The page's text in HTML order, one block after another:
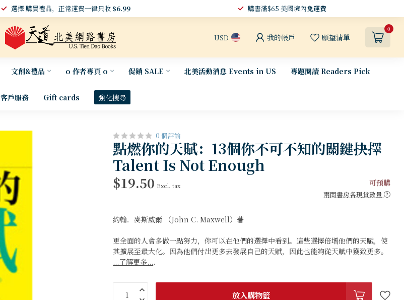
選擇 購買禮品，正常運費一律只收 $6.99 購書滿$65 美國境內免運費
USD 我的帳戶 願望清單
0
文創&禮品 o 作者專頁 o 促銷 SALE 北美活動消息 Events in US 專題閱讀 Readers Pick
客戶服務 Gift cards 強化搜尋
0 個評論
點燃你的天賦：13個你不可不知的關鍵抉擇
Talent Is Not Enough
$19.50 Excl. tax 可預購
兩間書房各現貨數量
約翰．麥斯威爾 （John C. Maxwell）著
更全面的人會多做一點努力，你可以在他們的選擇中看到。這些選擇倍增他們的天賦，使
其擴展至最大化。因為他們付出更多去發展自己的天賦，因此也能夠從天賦中獲致更多。
...了解更多....
放入購物籃